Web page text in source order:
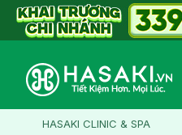
Logo
HASAKI CLINIC & SPA